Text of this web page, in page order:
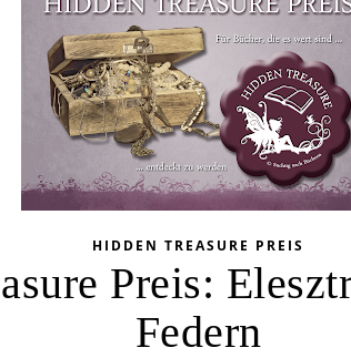
HIDDEN TREASURE PREIS
Preis:
Federn